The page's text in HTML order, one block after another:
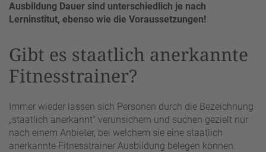
Ausbildung Dauer sind unterschiedlich je nach
Lerninstitut, ebenso wie die Voraussetzungen!
Gibt es staatlich anerkannte
Fitnesstrainer?
Immer wieder lassen sich Personen durch die Bezeichnung
„staatlich anerkannt“ verunsichern und suchen gezielt nur
nach einem Anbieter, bei welchem sie eine staatlich
anerkannte Fitnesstrainer Ausbildung belegen können.